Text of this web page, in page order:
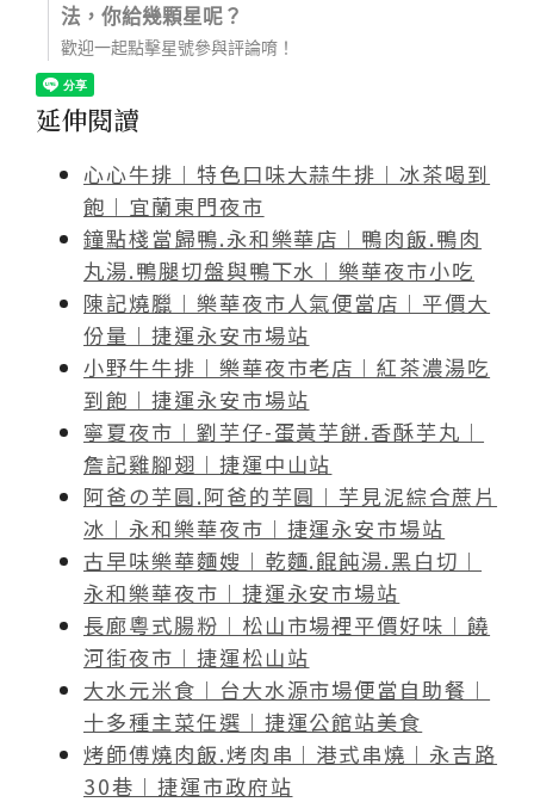
法，你給幾顆星呢？
歡迎一起點擊星號參與評論唷！
延伸閱讀
心心牛排︱特色口味大蒜牛排︱冰茶喝到
飽︱宜蘭東門夜市
鐘點棧當歸鴨.永和樂華店︱鴨肉飯.鴨肉
丸湯.鴨腿切盤與鴨下水︱樂華夜市小吃
陳記燒臘︱樂華夜市人氣便當店︱平價大
份量︱捷運永安市場站
小野牛牛排︱樂華夜市老店︱紅茶濃湯吃
到飽︱捷運永安市場站
寧夏夜市︱劉芋仔-蛋黃芋餅.香酥芋丸︱
詹記雞腳翅︱捷運中山站
阿爸の芋圓.阿爸的芋圓︱芋見泥綜合蔗片
冰︱永和樂華夜市︱捷運永安市場站
古早味樂華麵嫂︱乾麵.餛飩湯.黑白切︱
永和樂華夜市︱捷運永安市場站
長廊粵式腸粉︱松山市場裡平價好味︱饒
河街夜市︱捷運松山站
大水元米食︱台大水源市場便當自助餐︱
十多種主菜任選︱捷運公館站美食
烤師傅燒肉飯.烤肉串︱港式串燒︱永吉路
30巷︱捷運市政府站